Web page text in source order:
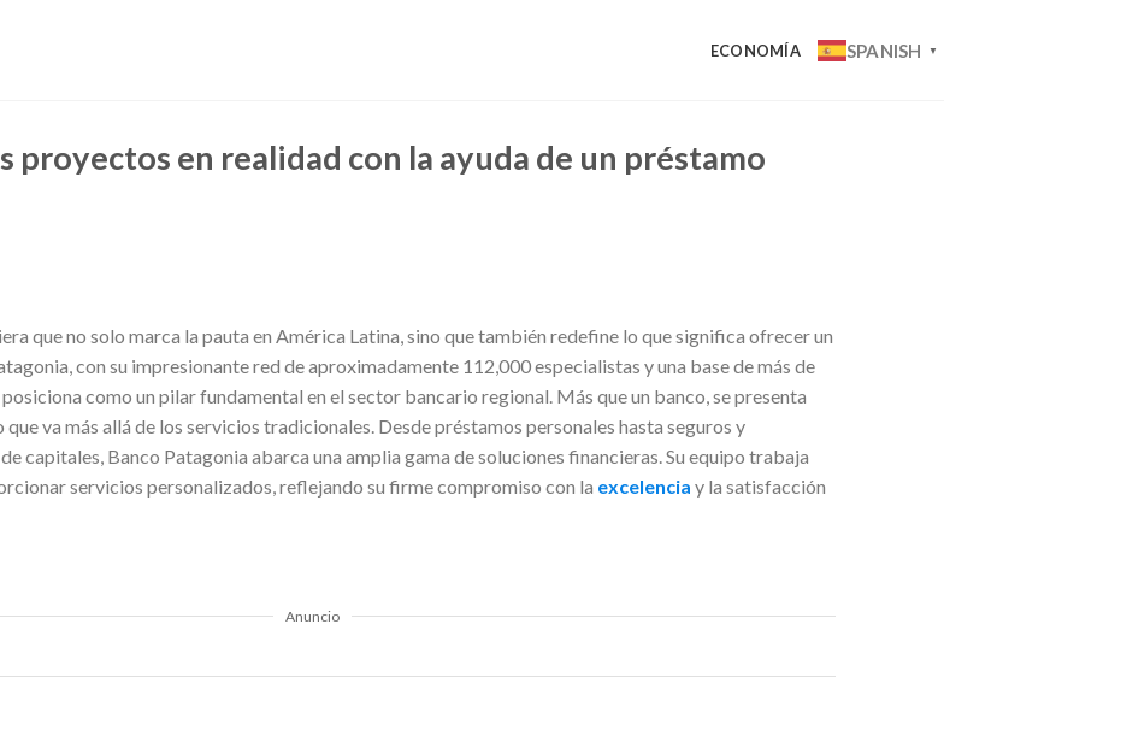
ECONOMÍA SPANISH ▼
proyectos en realidad con la ayuda de un préstamo
que no solo marca la pauta en América Latina, sino que también redefine lo que significa ofrecer un
con su impresionante red de aproximadamente 112,000 especialistas y una base de más de
como un pilar fundamental en el sector bancario regional. Más que un banco, se presenta
va más allá de los servicios tradicionales. Desde préstamos personales hasta seguros y
capitales, Banco Patagonia abarca una amplia gama de soluciones financieras. Su equipo trabaja
servicios personalizados, reflejando su firme compromiso con la excelencia y la satisfacción
Anuncio